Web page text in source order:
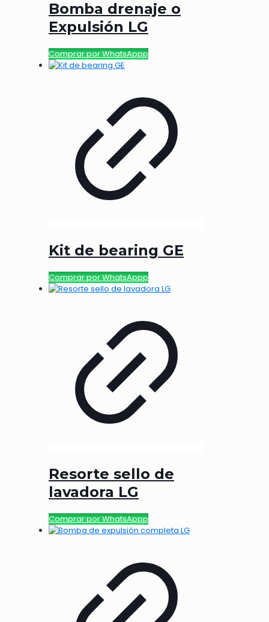
Bomba drenaje o
Expulsión LG
Comprar por WhatsAppp
Kit de bearing GE
Comprar por WhatsAppp
Resorte sello de
lavadora LG
Comprar por WhatsAppp